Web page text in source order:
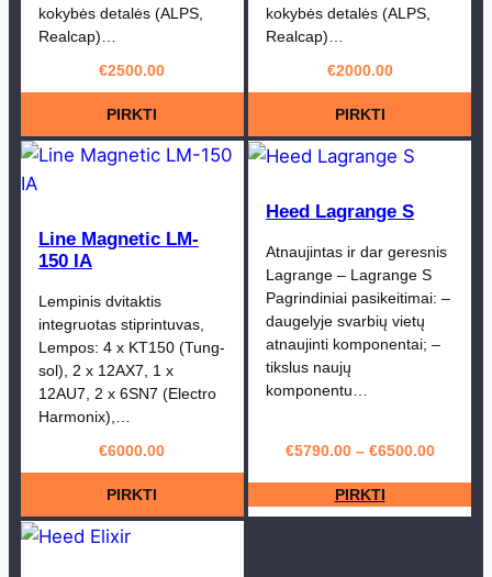
kokybės detalės (ALPS,
Realcap)…
€2500.00
PIRKTI
kokybės detalės (ALPS,
Realcap)…
€2000.00
PIRKTI
Line Magnetic LM-
150 IA
Lempinis dvitaktis
integruotas stiprintuvas,
Lempos: 4 x KT150 (Tung-
sol), 2 x 12AX7, 1 x
12AU7, 2 x 6SN7 (Electro
Harmonix),…
€6000.00
PIRKTI
Heed Lagrange S
Atnaujintas ir dar geresnis
Lagrange – Lagrange S
Pagrindiniai pasikeitimai: –
daugelyje svarbių vietų
atnaujinti komponentai; –
tikslus naujų
komponentu…
€5790.00– €6500.00
PIRKTI